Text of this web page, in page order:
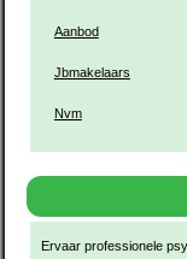
Aanbod
Jbmakelaars
Nvm
Ervaar professionele